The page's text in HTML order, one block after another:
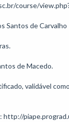
course/
Santos de Carvalho
de Macedo.
validável
http://